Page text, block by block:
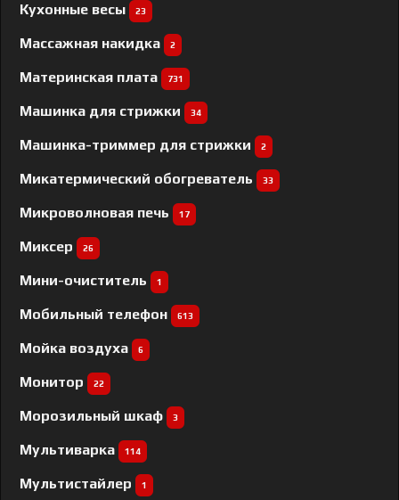
Кухонные весы 23
Массажная накидка 2
Материнская плата 731
Машинка для стрижки 34
Машинка-триммер для стрижки 2
Микатермический обогреватель 33
Микроволновая печь 17
Миксер 26
Мини-очиститель 1
Мобильный телефон 613
Мойка воздуха 6
Монитор 22
Морозильный шкаф 3
Мультиварка 114
Мультистайлер 1